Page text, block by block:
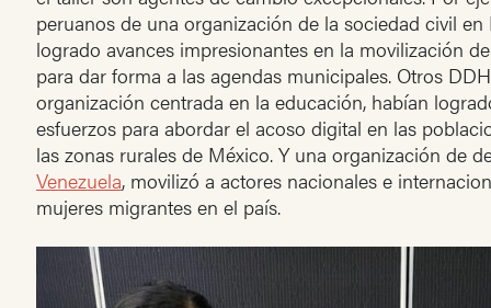
peruanos de una organización de la sociedad civil
logrado avances impresionantes en la movilización
para dar forma a las agendas municipales. Otros
organización centrada en la educación, habían
esfuerzos para abordar el acoso digital en las
las zonas rurales de México. Y una organización de
Venezuela, movilizó a actores nacionales e
mujeres migrantes en el país.